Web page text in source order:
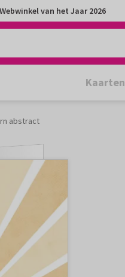
Webwinkel van het Jaar 2026
Kaarten
abstract